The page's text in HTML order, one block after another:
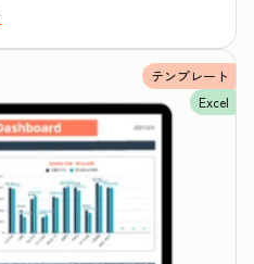
テンプレート
Excel